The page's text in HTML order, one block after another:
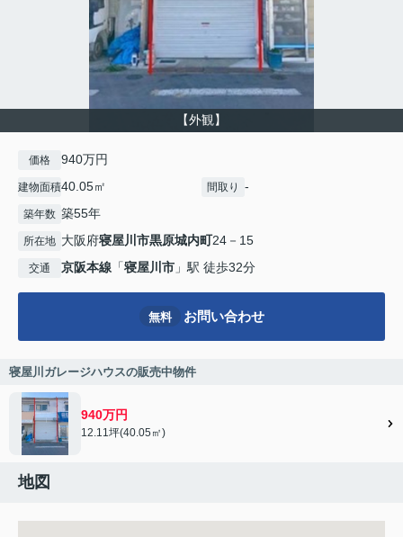
【外観】
価格 940万円
建物面積40.05㎡ 間取り -
築年数 築55年
所在地 大阪府寝屋川市黒原城内町24－15
交通 京阪本線 「寝屋川市 」駅 徒歩32分
無料 お問い合わせ
寝屋川ガレージハウスの販売中物件
940万円
12.11坪(40.05㎡)
地図